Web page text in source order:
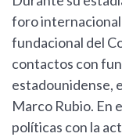
foro internacional
fundacional del
contactos con
estadounidense,
Marco Rubio. En
políticas con la